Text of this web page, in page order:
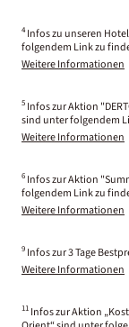
4 Infos zu unseren
folgendem Link zu
Weitere Informationen
5 Infos zur Aktion
sind unter folgendem
Weitere Informationen
6 Infos zur Aktion
folgendem Link zu
Weitere Informationen
9 Infos zur 3 Tage
Weitere Informationen
11 Infos zur Aktion